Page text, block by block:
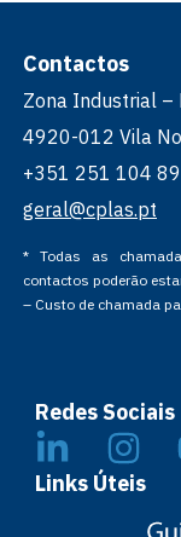
Contactos
Zona Industrial –
4920-012 Vila
+351 251 104
geral@cplas.pt
* Todas as
contactos poderão
– Custo de chamada
Redes Sociais
Links Úteis